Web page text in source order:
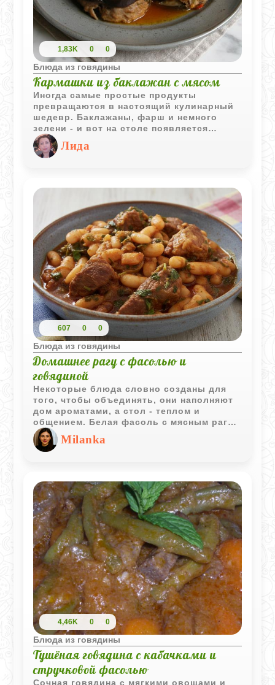
1,83K 0 0
Блюда из говядины
Кармашки из баклажан с мясом
Иногда самые простые продукты
превращаются в настоящий кулинарный
шедевр. Баклажаны, фарш и немного
зелени - и вот на столе появляется
блюдо, которое одинаково понравится и
любителям домашней кухни, и тем, кто
ищет новые вкусы. Кармашки из
фаршем и тушёные в собственном соке с
помидорами и кинзой.
Лида
607 0 0
Блюда из говядины
Домашнее рагу с фасолью и
говядиной
Некоторые блюда словно созданы для
того, чтобы объединять, они наполняют
дом ароматами, а стол - теплом и
общением. Белая фасоль с мясным рагу
в томатном соусе - именно такое блюдо:
сытное, ароматное и по-настоящему
домашнее. Нежное мясо, медленно
создавая гармоничный вкус, который
нравится всем. Рецепт не требует
сложных техник - он прост в исполнении,
но результат впечатляет.
Milanka
4,46K 0 0
Блюда из говядины
Тушёная говядина с кабачками и
стручковой фасолью
Сочная говядина с мягкими овощами и